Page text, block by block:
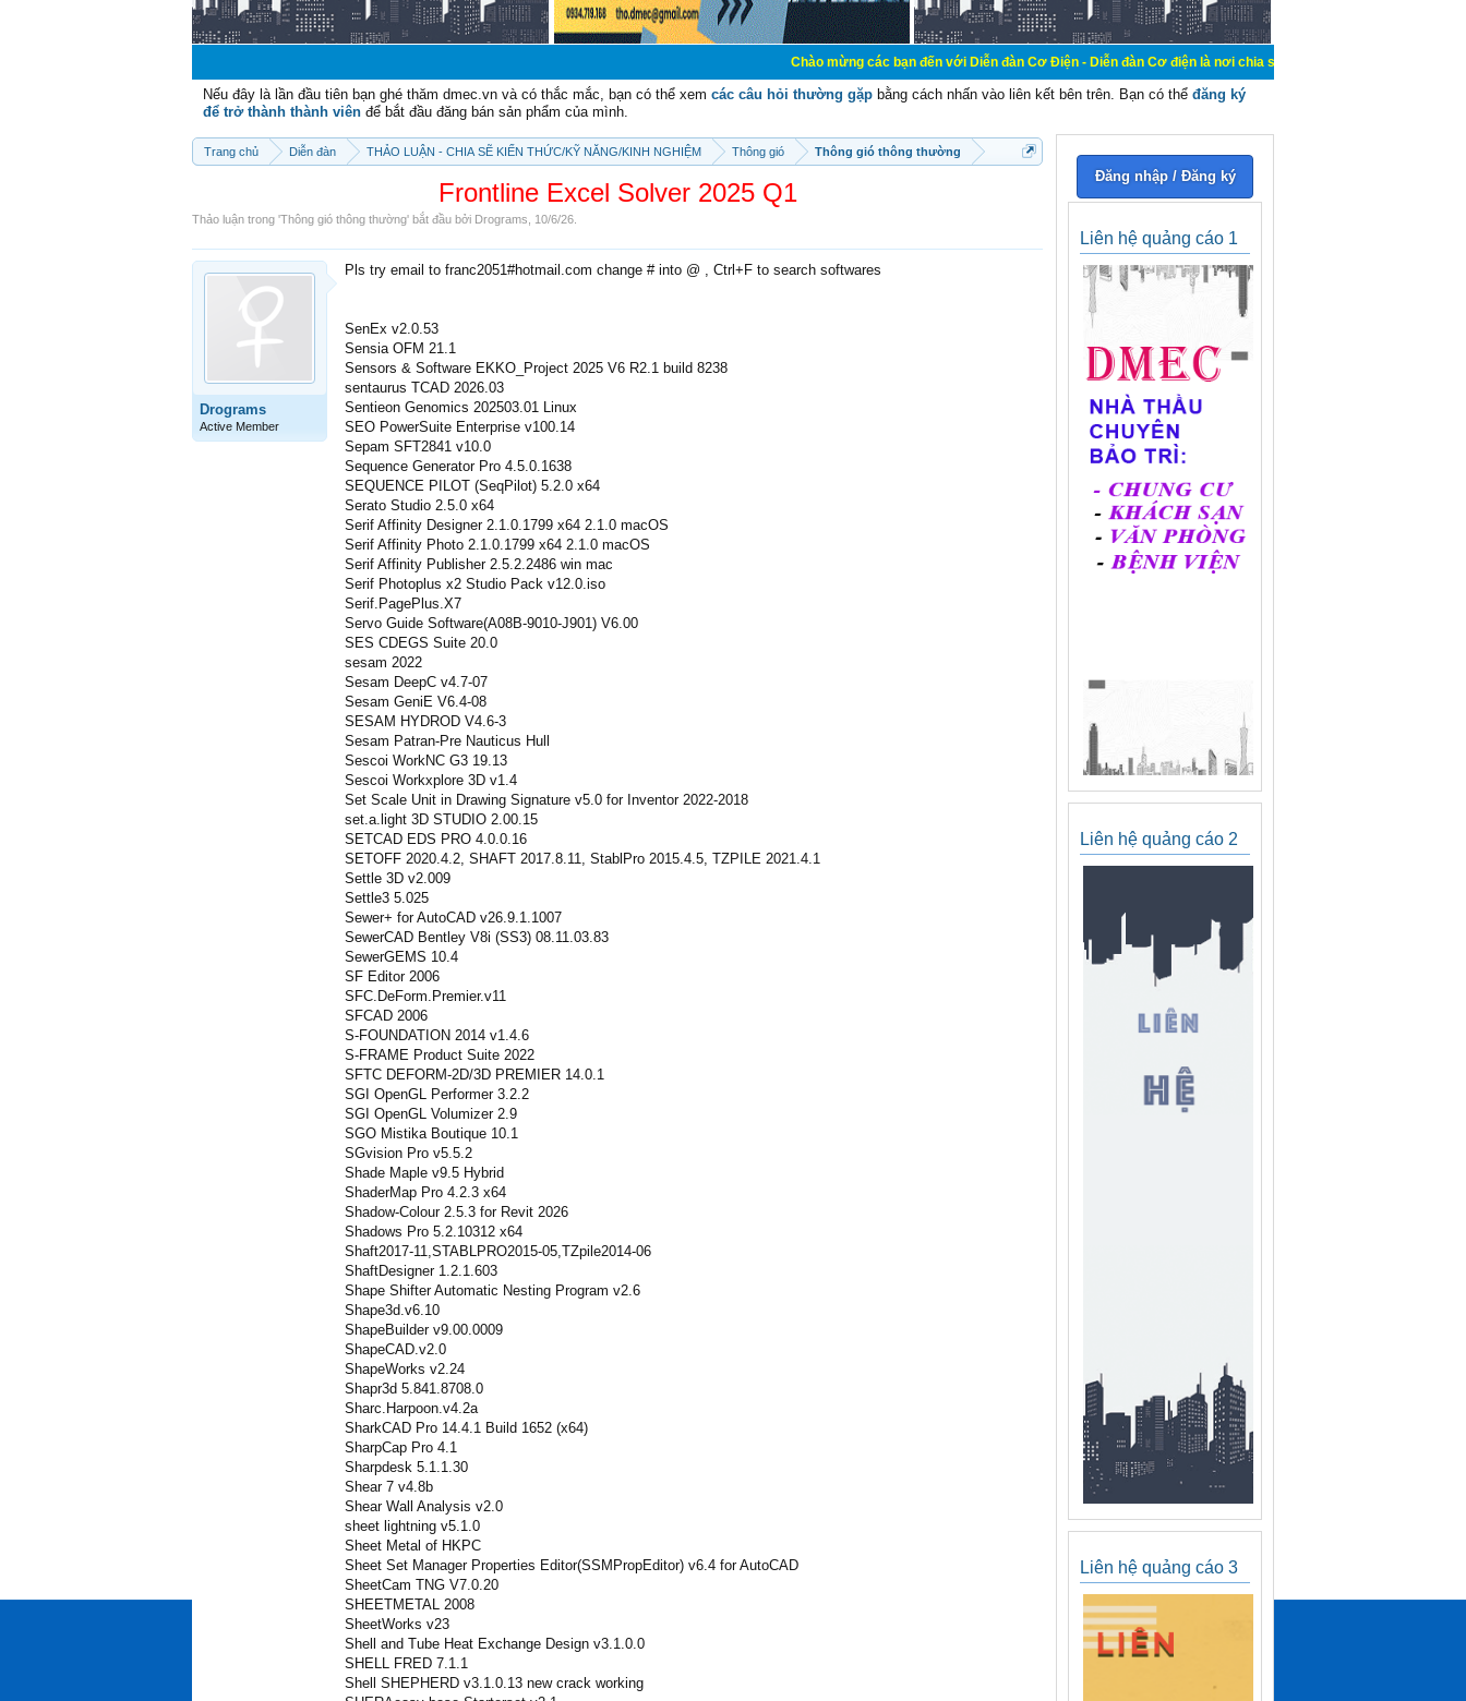
Chào mừng các bạn đến với Diễn đàn Cơ Điện - Diễn đàn Cơ điện là nơi chia sẽ kiến thức kinh nghiệm trong lãnh vực
Nếu đây là lần đầu tiên bạn ghé thăm dmec.vn và có thắc mắc, bạn có thể xem các câu hỏi thường gặp bằng cách nhấn vào liên kết bên trên. Bạn có thể đăng ký
để trở thành thành viên để bắt đầu đăng bán sản phẩm của mình.
Trang chủ Diễn đàn THẢO LUẬN - CHIA SẼ KIẾN THỨC/KỸ NĂNG/KINH NGHIỆM Thông gió Thông gió thông thường
Frontline Excel Solver 2025 Q1
Thảo luận trong 'Thông gió thông thường' bắt đầu bởi Drograms 10/6/26
Drograms
Active Member
Pls try email to franc2051#hotmail.com change # into @ , Ctrl+F to search softwares
SenEx v2.0.53
Sensia OFM 21.1
Sensors & Software EKKO_Project 2025 V6 R2.1 build 8238
sentaurus TCAD 2026.03
Sentieon Genomics 202503.01 Linux
SEO PowerSuite Enterprise v100.14
Sepam SFT2841 v10.0
Sequence Generator Pro 4.5.0.1638
SEQUENCE PILOT (SeqPilot) 5.2.0 x64
Serato Studio 2.5.0 x64
Serif Affinity Designer 2.1.0.1799 x64 2.1.0 macOS
Serif Affinity Photo 2.1.0.1799 x64 2.1.0 macOS
Serif Affinity Publisher 2.5.2.2486 win mac
Serif Photoplus x2 Studio Pack v12.0.iso
Serif.PagePlus.X7
Servo Guide Software(A08B-9010-J901) V6.00
SES CDEGS Suite 20.0
sesam 2022
Sesam DeepC v4.7-07
Sesam GeniE V6.4-08
SESAM HYDROD V4.6-3
Sesam Patran-Pre Nauticus Hull
Sescoi WorkNC G3 19.13
Sescoi Workxplore 3D v1.4
Set Scale Unit in Drawing Signature v5.0 for Inventor 2022-2018
set.a.light 3D STUDIO 2.00.15
SETCAD EDS PRO 4.0.0.16
SETOFF 2020.4.2, SHAFT 2017.8.11, StablPro 2015.4.5, TZPILE 2021.4.1
Settle 3D v2.009
Settle3 5.025
Sewer+ for AutoCAD v26.9.1.1007
SewerCAD Bentley V8i (SS3) 08.11.03.83
SewerGEMS 10.4
SF Editor 2006
SFC.DeForm.Premier.v11
SFCAD 2006
S-FOUNDATION 2014 v1.4.6
S-FRAME Product Suite 2022
SFTC DEFORM-2D/3D PREMIER 14.0.1
SGI OpenGL Performer 3.2.2
SGI OpenGL Volumizer 2.9
SGO Mistika Boutique 10.1
SGvision Pro v5.5.2
Shade Maple v9.5 Hybrid
ShaderMap Pro 4.2.3 x64
Shadow-Colour 2.5.3 for Revit 2026
Shadows Pro 5.2.10312 x64
Shaft2017-11,STABLPRO2015-05,TZpile2014-06
ShaftDesigner 1.2.1.603
Shape Shifter Automatic Nesting Program v2.6
Shape3d.v6.10
ShapeBuilder v9.00.0009
ShapeCAD.v2.0
ShapeWorks v2.24
Shapr3d 5.841.8708.0
Sharc.Harpoon.v4.2a
SharkCAD Pro 14.4.1 Build 1652 (x64)
SharpCap Pro 4.1
Sharpdesk 5.1.1.30
Shear 7 v4.8b
Shear Wall Analysis v2.0
sheet lightning v5.1.0
Sheet Metal of HKPC
Sheet Set Manager Properties Editor(SSMPropEditor) v6.4 for AutoCAD
SheetCam TNG V7.0.20
SHEETMETAL 2008
SheetWorks v23
Shell and Tube Heat Exchange Design v3.1.0.0
SHELL FRED 7.1.1
Shell SHEPHERD v3.1.0.13 new crack working
Đăng nhập / Đăng ký
Liên hệ quảng cáo 1
Liên hệ quảng cáo 2
Liên hệ quảng cáo 3